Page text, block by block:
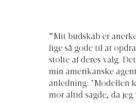
”Mit budskab er
lige så gode til at
stolte af deres valg.
min amerikanske
anledning: ’Modellen
mor altid sagde, da